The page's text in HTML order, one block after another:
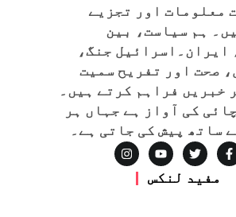
معلومات اور تجزیے
ہم سیاست، بین
ایران۔اسرائیل جنگ،
صحت اور تفریح سمیت
خبریں فراہم کرتے ہیں۔
کی آواز ہے جہاں ہر
ساتھ پیش کی جاتی ہے۔
مفید لنکس